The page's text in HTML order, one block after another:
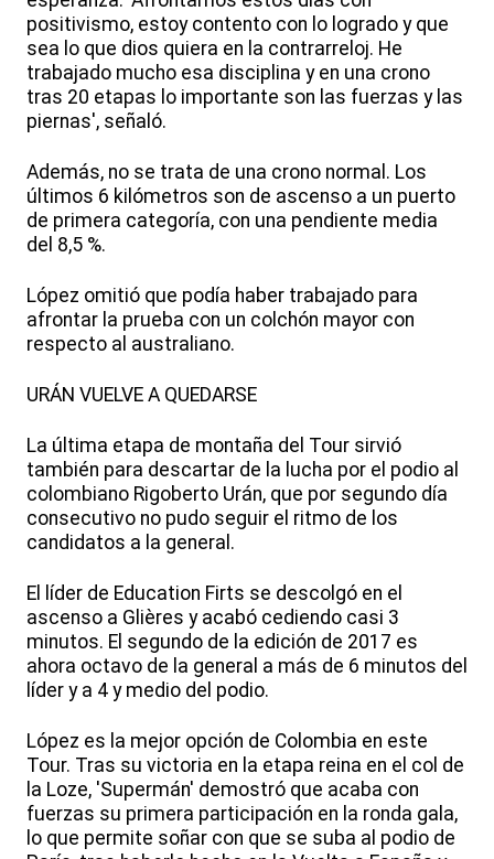
positivismo, estoy contento con lo logrado y que
sea lo que dios quiera en la contrarreloj. He
trabajado mucho esa disciplina y en una crono
tras 20 etapas lo importante son las fuerzas y las
piernas', señaló.
Además, no se trata de una crono normal. Los
últimos 6 kilómetros son de ascenso a un puerto
de primera categoría, con una pendiente media
del 8,5 %.
López omitió que podía haber trabajado para
afrontar la prueba con un colchón mayor con
respecto al australiano.
URÁN VUELVE A QUEDARSE
La última etapa de montaña del Tour sirvió
también para descartar de la lucha por el podio al
colombiano Rigoberto Urán, que por segundo día
consecutivo no pudo seguir el ritmo de los
candidatos a la general.
El líder de Education Firts se descolgó en el
ascenso a Glières y acabó cediendo casi 3
minutos. El segundo de la edición de 2017 es
ahora octavo de la general a más de 6 minutos del
líder y a 4 y medio del podio.
López es la mejor opción de Colombia en este
Tour. Tras su victoria en la etapa reina en el col de
la Loze, 'Supermán' demostró que acaba con
fuerzas su primera participación en la ronda gala,
lo que permite soñar con que se suba al podio de